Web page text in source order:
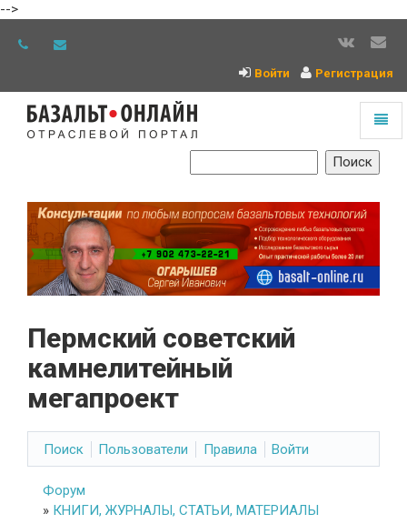
-->
Войти Регистрация
Пермский советский
камнелитейный
мегапроект
Поиск Пользователи Правила Войти
Форум
» КНИГИ, ЖУРНАЛЫ, СТАТЬИ, МАТЕРИАЛЫ